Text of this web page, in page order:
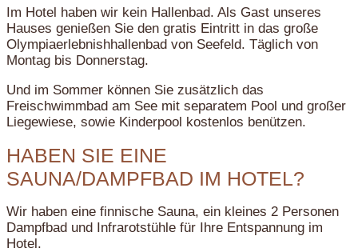
Im Hotel haben wir kein Hallenbad. Als Gast unseres
Hauses genießen Sie den gratis Eintritt in das große
Olympiaerlebnishhallenbad von Seefeld. Täglich von
Montag bis Donnerstag.
Und im Sommer können Sie zusätzlich das
Freischwimmbad am See mit separatem Pool und großer
Liegewiese, sowie Kinderpool kostenlos benützen.
HABEN SIE EINE
SAUNA/DAMPFBAD IM HOTEL?
Wir haben eine finnische Sauna, ein kleines 2 Personen
Dampfbad und Infrarotstühle für Ihre Entspannung im
Hotel.